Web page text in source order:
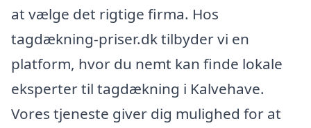
at vælge det rigtige firma. Hos
tagdækning-priser.dk tilbyder vi en
platform, hvor du nemt kan finde lokale
eksperter til tagdækning i Kalvehave.
Vores tjeneste giver dig mulighed for at